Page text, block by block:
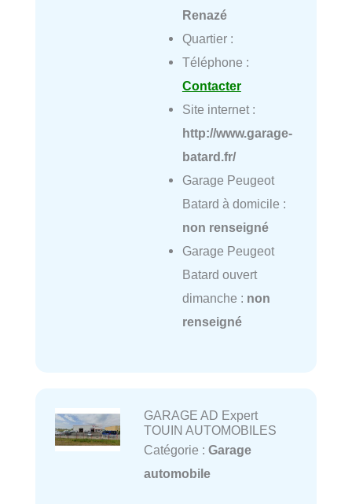
Renazé
Quartier :
Téléphone :
Contacter
Site internet :
http://www.garage-
batard.fr/
Garage Peugeot
Batard à domicile :
non renseigné
Garage Peugeot
Batard ouvert
dimanche : non
renseigné
GARAGE AD Expert
TOUIN AUTOMOBILES
Catégorie : Garage
automobile